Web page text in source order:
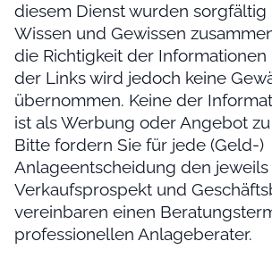
diesem Dienst wurden sorgfältig
Wissen und Gewissen
die Richtigkeit der
der Links wird jedoch keine
übernommen. Keine der
ist als Werbung oder Angebot
Bitte fordern Sie für jede (Geld-)
Anlageentscheidung den
Verkaufsprospekt und
vereinbaren einen
professionellen Anlageberater.